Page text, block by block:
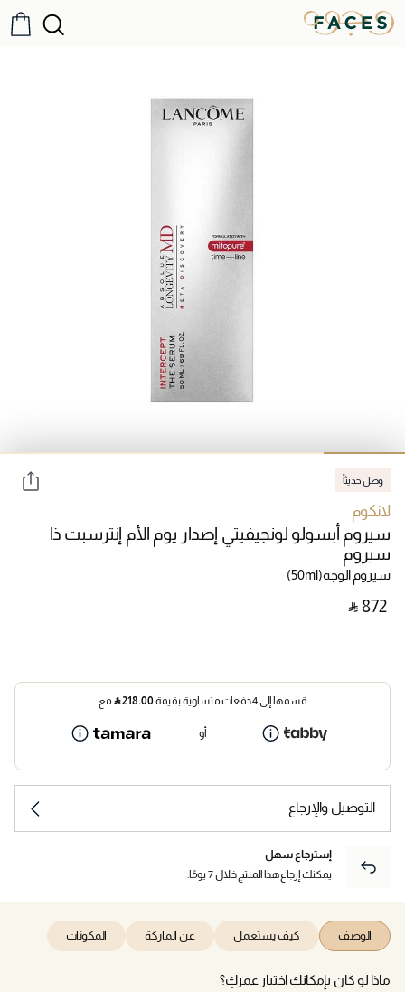
وصل حديثاً
لانكوم
سيروم أبسولو لونجيفيتي إصدار يوم الأم إنترسبت ذا
سيروم
سيروم الوجه(50ml)
‎ ⃁ ⁦872⁩ ‎
قسمها إلى 4 دفعات متساوية بقيمة 218.00
⃁ مع
أو
التوصيل والإرجاع
إسترجاع سهل
يمكنك إرجاع هذا المنتج خلال 7 يومًا.
الوصف كيف يستعمل عن الماركة المكونات
ماذا لو كان بإمكانكِ اختيار عمركِ؟